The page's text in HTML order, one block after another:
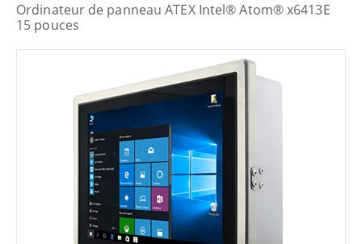
Ordinateur de panneau ATEX Intel® Atom® x6413E
15 pouces